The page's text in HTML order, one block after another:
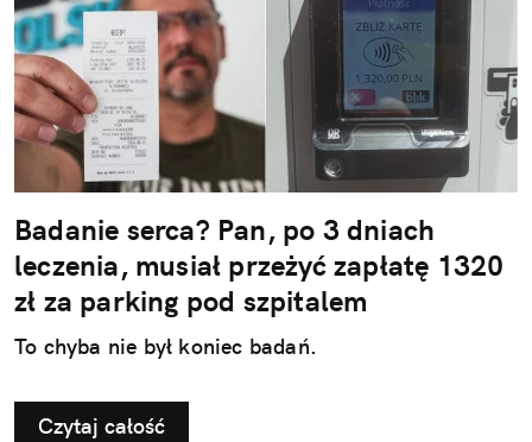
Badanie serca? Pan, po 3 dniach
leczenia, musiał przeżyć zapłatę 1320
zł za parking pod szpitalem
To chyba nie był koniec badań.
Czytaj całość